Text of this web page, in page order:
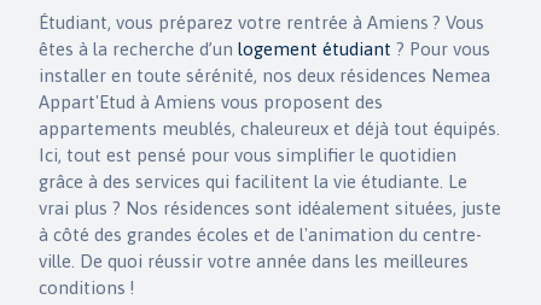
Étudiant, vous préparez votre rentrée à Amiens ? Vous
êtes à la recherche d’unlogement étudiant ? Pour vous
installer en toute sérénité, nos deux résidences Nemea
Appart'Etud à Amiens vous proposent des
appartements meublés, chaleureux et déjà tout équipés.
Ici, tout est pensé pour vous simplifier le quotidien
grâce à des services qui facilitent la vie étudiante. Le
vrai plus ? Nos résidences sont idéalement situées, juste
à côté des grandes écoles et de l'animation du centre-
ville. De quoi réussir votre année dans les meilleures
conditions !